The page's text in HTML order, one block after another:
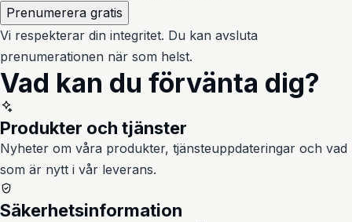
Prenumerera gratis
Vi respekterar din integritet. Du kan avsluta
prenumerationen när som helst.
Vad kan du förvänta dig?
Produkter och tjänster
Nyheter om våra produkter, tjänsteuppdateringar och vad
som är nytt i vår leverans.
Säkerhetsinformation